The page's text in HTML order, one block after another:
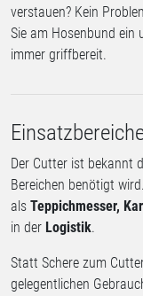
verstauen? Kein
Sie am Hosenbund ein
immer griffbereit.
Der Cutter ist bekannt
Bereichen benötigt
als Teppichmesser,
in der Logistik.
Statt Schere zum
gelegentlichen